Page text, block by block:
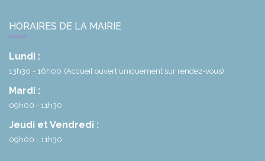
HORAIRES DE LA MAIRIE
Lundi :
13h30 - 16h00 (Accueil ouvert uniquement sur rendez-vous)
Mardi :
09h00 - 11h30
Jeudi et Vendredi :
09h00 - 11h30